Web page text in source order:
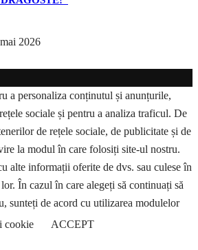
2026
a personaliza conținutul și anunțurile,
sociale și pentru a analiza traficul. De
de rețele sociale, de publicitate și de
la modul în care folosiți site-ul nostru.
alte informații oferite de dvs. sau culese în
În cazul în care alegeți să continuați să
sunteți de acord cu utilizarea modulelor
cookie ACCEPT